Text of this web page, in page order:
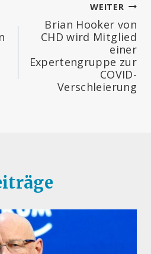
WEITER
Brian Hooker von
CHD wird Mitglied
einer
Expertengruppe zur
COVID-
Verschleierung